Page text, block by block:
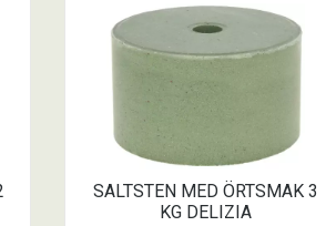
Köp
SALTSTEN MED ÖRTSMAK 3
KG DELIZIA